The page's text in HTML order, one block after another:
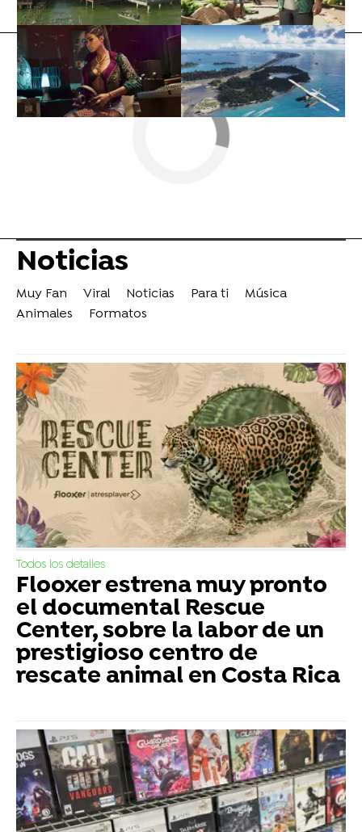
Flooxer Now » Noticias
Noticias
Muy Fan Viral Noticias Para ti
Música
Animales
Formatos
Todos los detalles
Flooxer estrena muy pronto
el documental Rescue
Center, sobre la labor de un
prestigioso centro de
rescate animal en Costa Rica